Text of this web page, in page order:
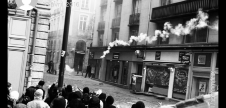
10 avril 2016